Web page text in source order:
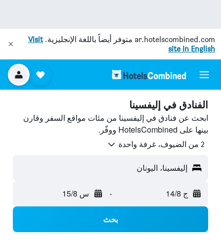
ar.hotelscombined.com متوفر أيضاً باللغة الإنجليزية.Visit
site in English
الفنادق في إليفسينا
ابحث عن فنادق في إليفسينا من مئات مواقع السفر وقارن
بينها على HotelsCombined ووفّر.
2 من الضيوف، غرفة واحدة
إليفسينا، اليونان
ج 14/8 - س 15/8
بحث